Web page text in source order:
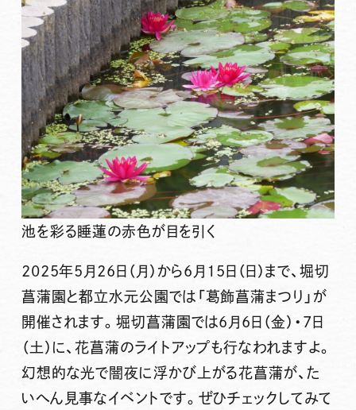
池を彩る睡蓮の赤色が目を引く
2025年5月26日（月）から6月15日（日）まで、堀切
菖蒲園と都立水元公園では「葛飾菖蒲まつり」 が
開催されます。堀切菖蒲園 では6月6日（金）・7日
（土） に、花菖蒲のライトアップも行なわれますよ。
幻想的な光で闇夜に浮かび上がる花菖蒲が、た
いへん見事なイベントです。ぜひチェックしてみて